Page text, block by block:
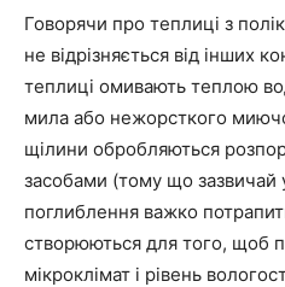
Говорячи про теплиці з
не відрізняється від інших
теплиці омивають теплою
мила або нежорсткого
щілини обробляються
засобами (тому що зазвичай
поглиблення важко
створюються для того, щоб
мікроклімат і рівень